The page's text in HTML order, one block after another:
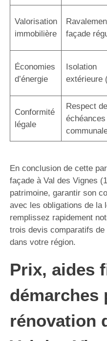
Valorisation
immobilière
façade
Économies
d’énergie
Isolation
extérieure
Conformité
légale
Respect
échéances
En conclusion de cette
façade à Val des Vignes
patrimoine, garantir son
avec les obligations de la
remplissez rapidement
trois devis comparatifs
dans votre région.
Prix, aides
démarches
rénovation